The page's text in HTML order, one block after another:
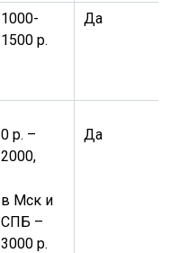
1000-
1500 р.
Да
0 р. –
2000,
в Мск и
СПБ –
3000 р.
Да